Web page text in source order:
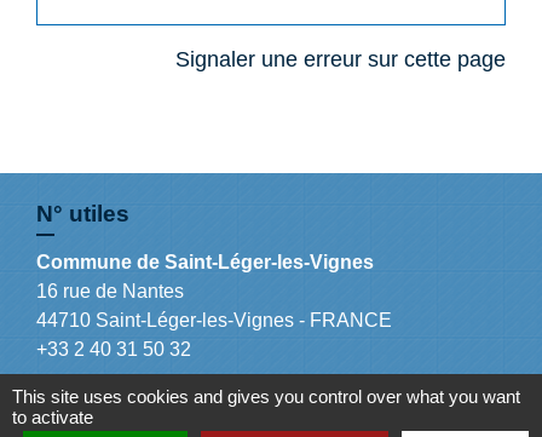
Signaler une erreur sur cette page
N° utiles
Commune de Saint-Léger-les-Vignes
16 rue de Nantes
44710 Saint-Léger-les-Vignes - FRANCE
+33 2 40 31 50 32
This site uses cookies and gives you control over what you want
to activate